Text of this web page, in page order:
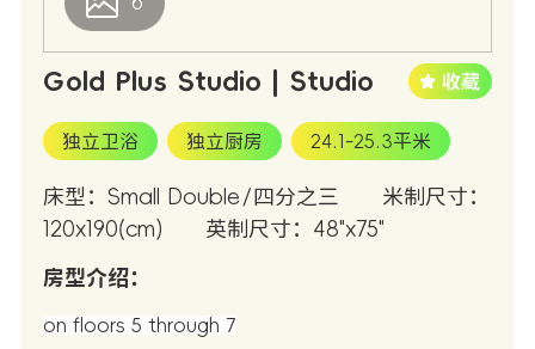
Gold Plus Studio | Studio
独立卫浴 独立厨房 24.1-25.3平米
床型：Small Double/四分之三
米制尺寸：
120x190(cm)
英制尺寸：48"x75"
房型介绍：
on floors 5 through 7